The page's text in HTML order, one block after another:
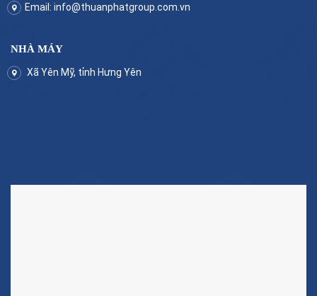
Email: info@thuanphatgroup.com.vn
NHÀ MÁY
Xã Yên Mỹ, tỉnh Hưng Yên